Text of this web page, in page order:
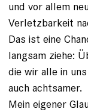
und vor allem
Verletzbarkeit
Das ist eine
langsam ziehe:
die wir alle in
auch achtsamer.
Mein eigener